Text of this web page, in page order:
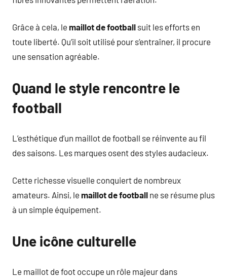
Grâce à cela, le maillot de football suit les efforts en
toute liberté. Qu’il soit utilisé pour s’entraîner, il procure
une sensation agréable.
Quand le style rencontre le
football
L’esthétique d’un maillot de football se réinvente au fil
des saisons. Les marques osent des styles audacieux.
Cette richesse visuelle conquiert de nombreux
amateurs. Ainsi, le maillot de football ne se résume plus
à un simple équipement.
Une icône culturelle
Le maillot de foot occupe un rôle majeur dans